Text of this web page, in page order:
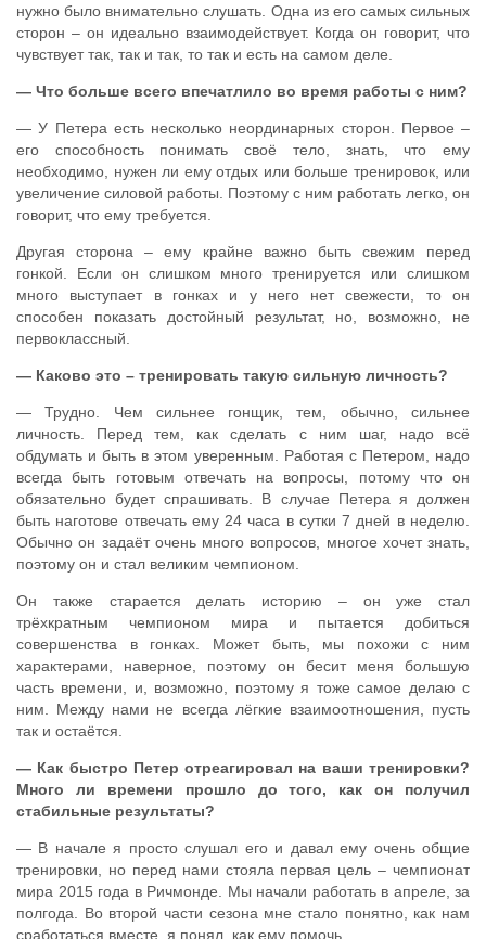
нужно было внимательно слушать. Одна из его самых сильных
сторон – он идеально взаимодействует. Когда он говорит, что
чувствует так, так и так, то так и есть на самом деле.
— Что больше всего впечатлило во время работы с ним?
— У Петера есть несколько неординарных сторон. Первое –
его способность понимать своё тело, знать, что ему
необходимо, нужен ли ему отдых или больше тренировок, или
увеличение силовой работы. Поэтому с ним работать легко, он
говорит, что ему требуется.
Другая сторона – ему крайне важно быть свежим перед
гонкой. Если он слишком много тренируется или слишком
много выступает в гонках и у него нет свежести, то он
способен показать достойный результат, но, возможно, не
первоклассный.
— Каково это – тренировать такую сильную личность?
— Трудно. Чем сильнее гонщик, тем, обычно, сильнее
личность. Перед тем, как сделать с ним шаг, надо всё
обдумать и быть в этом уверенным. Работая с Петером, надо
всегда быть готовым отвечать на вопросы, потому что он
обязательно будет спрашивать. В случае Петера я должен
быть наготове отвечать ему 24 часа в сутки 7 дней в неделю.
Обычно он задаёт очень много вопросов, многое хочет знать,
поэтому он и стал великим чемпионом.
Он также старается делать историю – он уже стал
трёхкратным чемпионом мира и пытается добиться
совершенства в гонках. Может быть, мы похожи с ним
характерами, наверное, поэтому он бесит меня большую
часть времени, и, возможно, поэтому я тоже самое делаю с
ним. Между нами не всегда лёгкие взаимоотношения, пусть
так и остаётся.
— Как быстро Петер отреагировал на ваши тренировки?
Много ли времени прошло до того, как он получил
стабильные результаты?
— В начале я просто слушал его и давал ему очень общие
тренировки, но перед нами стояла первая цель – чемпионат
мира 2015 года в Ричмонде. Мы начали работать в апреле, за
полгода. Во второй части сезона мне стало понятно, как нам
сработаться вместе, я понял, как ему помочь.